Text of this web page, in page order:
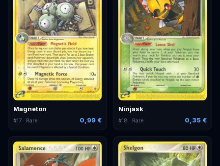
Magneton
#17 · Rare 0,99 €
Ninjask
#18 · Rare 0,35 €